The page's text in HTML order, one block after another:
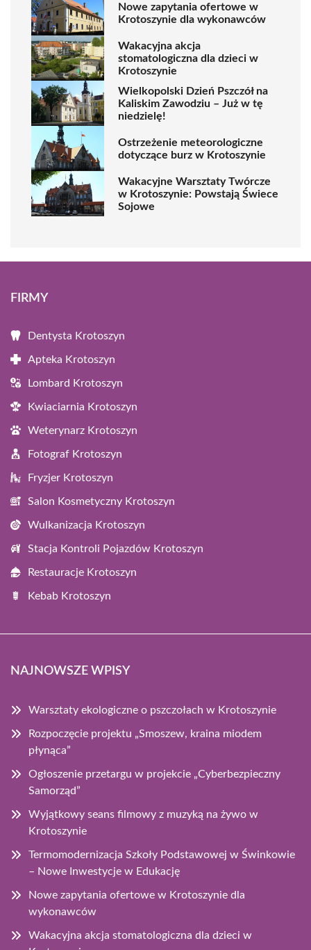
Nowe zapytania ofertowe w
Krotoszynie dla wykonawców
Wakacyjna akcja
stomatologiczna dla dzieci w
Krotoszynie
Wielkopolski Dzień Pszczół na
Kaliskim Zawodziu – Już w tę
niedzielę!
Ostrzeżenie meteorologiczne
dotyczące burz w Krotoszynie
Wakacyjne Warsztaty Twórcze
w Krotoszynie: Powstają Świece
Sojowe
FIRMY
Dentysta Krotoszyn
Apteka Krotoszyn
Lombard Krotoszyn
Kwiaciarnia Krotoszyn
Weterynarz Krotoszyn
Fotograf Krotoszyn
Fryzjer Krotoszyn
Salon Kosmetyczny Krotoszyn
Wulkanizacja Krotoszyn
Stacja Kontroli Pojazdów Krotoszyn
Restauracje Krotoszyn
Kebab Krotoszyn
NAJNOWSZE WPISY
Warsztaty ekologiczne o pszczołach w Krotoszynie
Rozpoczęcie projektu „Smoszew, kraina miodem
płynąca”
Ogłoszenie przetargu w projekcie „Cyberbezpieczny
Samorząd”
Wyjątkowy seans filmowy z muzyką na żywo w
Krotoszynie
Termomodernizacja Szkoły Podstawowej w Świnkowie
– Nowe Inwestycje w Edukację
Nowe zapytania ofertowe w Krotoszynie dla
wykonawców
Wakacyjna akcja stomatologiczna dla dzieci w